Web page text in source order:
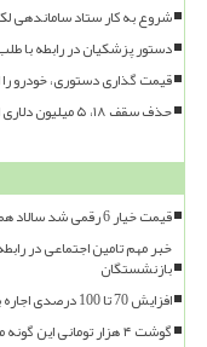
شروع به کار ستاد ساماندهی
دستور پزشکیان در رابطه با طلب ۴ میلیارد یورویی تامین کنندگان کالاهای
قیمت گذاری دستوری، خودرو را
حذف سقف ۱۸، ۵ میلیون دلاری استانی برای واردات کالاهای اساسی از مرزها
قیمت خیار 6 رقمی شد سالاد هم از سفره مردم پر می کشد؟
خبر مهم تامین اجتماعی در
بازنشستگان
افزایش 70 تا 100 درصدی اجاره بها در تهران
گوشت ۴ هزار تومانی این گونه میلیونی قیمت خورد